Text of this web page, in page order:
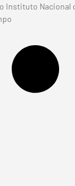
Instituto Nacional